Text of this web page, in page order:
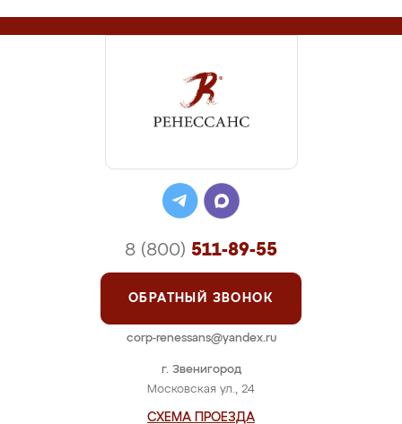
г. Звенигород
Московская ул., 24
СХЕМА ПРОЕЗДА
8 (800) 511-89-55
ОБРАТНЫЙ ЗВОНОК
corp-renessans@yandex.ru